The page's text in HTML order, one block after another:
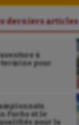
artistique
derniers articles
à
pour
Fuchs et le
pour la